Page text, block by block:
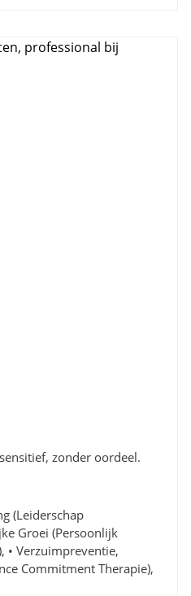
zonder oordeel.
(leiderschap
Groei (persoonlijk
• Verzuimpreventie,
Commitment Therapie),